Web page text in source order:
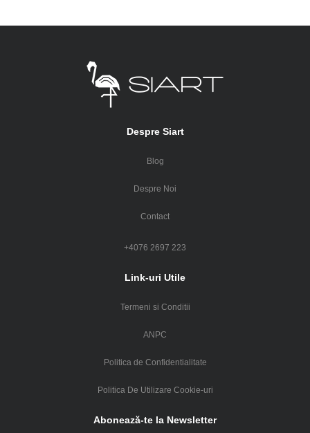
Despre Siart
Blog
Despre Noi
Contact
+4076 2697 223
Link-uri Utile
Termeni si Conditii
ANPC
Politica de Confidentialitate
Politica De Utilizare Cookie-uri
Abonează-te la Newsletter